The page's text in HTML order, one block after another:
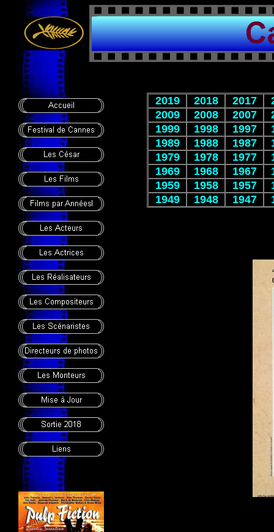
2019 2018 2017
2009
2008 2007
1999
1998 1997
1989
1988 1987
1979
1978 1977
1969
1968 1967
1959
1958 1957
1949
1948 1947